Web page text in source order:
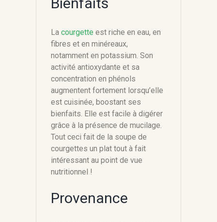
La courgette est riche en eau, en
fibres et en minéreaux,
notamment en potassium. Son
activité antioxydante et sa
concentration en phénols
augmentent fortement lorsqu’elle
est cuisinée, boostant ses
bienfaits. Elle est facile à digérer
grâce à la présence de mucilage.
Tout ceci fait de la soupe de
courgettes un plat tout à fait
intéressant au point de vue
nutritionnel !
Provenance